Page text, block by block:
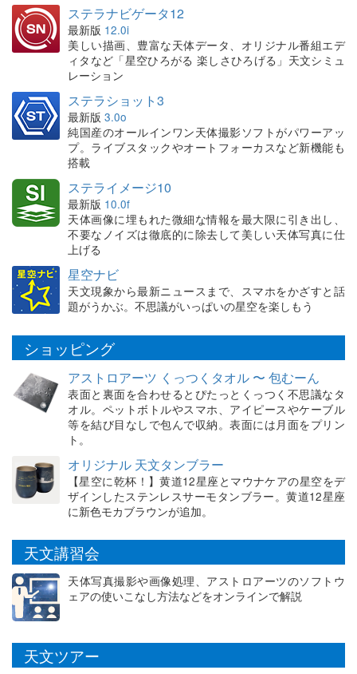
ステラナビゲータ12
最新版 12.0i
美しい描画、豊富な天体データ、オリジナル番組エデ
ィタなど「星空ひろがる 楽しさひろげる」天文シミュ
レーション
ステラショット3
最新版 3.0o
純国産のオールインワン天体撮影ソフトがパワーアッ
プ。ライブスタックやオートフォーカスなど新機能も
搭載
ステライメージ10
最新版 10.0f
天体画像に埋もれた微細な情報を最大限に引き出し、
不要なノイズは徹底的に除去して美しい天体写真に仕
上げる
星空ナビ
天文現象から最新ニュースまで、スマホをかざすと話
題がうかぶ。不思議がいっぱいの星空を楽しもう
ショッピング
アストロアーツ くっつくタオル 〜 包むーん
表面と裏面を合わせるとぴたっとくっつく不思議なタ
オル。ペットボトルやスマホ、アイピースやケーブル
等を結び目なしで包んで収納。表面には月面をプリン
ト。
オリジナル 天文タンブラー
【星空に乾杯！】黄道12星座とマウナケアの星空をデ
ザインしたステンレスサーモタンブラー。黄道12星座
に新色モカブラウンが追加。
天文講習会
天体写真撮影や画像処理、アストロアーツのソフトウ
ェアの使いこなし方法などをオンラインで解説
天文ツアー